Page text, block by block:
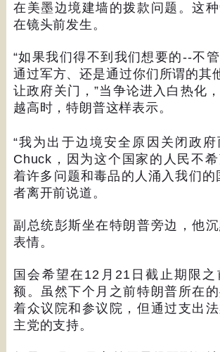
在美墨边境建墙的拨款问题。这
在镜头前发生。
“如果我们得不到我们想要的--不
通过军方、还是通过你们所谓的其
让政府关门，”当争论进入白热化
越高时，特朗普这样表示。
“我为出于边境安全原因关闭政府
Chuck ，因为这个国家的人民不
着许多问题和毒品的人涌入我们的
者离开前说道。
副总统彭斯坐在特朗普旁边，他
表情。
国会希望在 12 月 21 日截止期限
额。虽然下个月之前特朗普所在
着众议院和参议院，但通过支出
主党的支持。